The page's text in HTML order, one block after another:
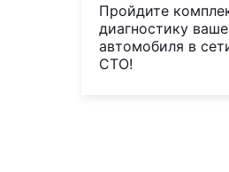
Пройдите
диагностику
автомобиля в
СТО!